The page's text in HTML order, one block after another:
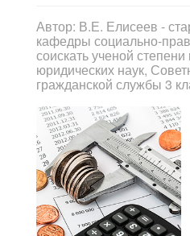
Автор: В.Е. Елисеев -
кафедры социально-
соискать ученой
юридических наук,
гражданской службы 3